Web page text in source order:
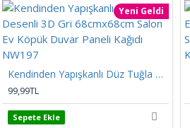
Yeni Geldi
Kendinden Yapışkanlı Düz Tuğla Desenli 3D Gri 68cmx68cm Salon Ev Köpük Duvar Paneli Kağıdı NW197
99,99TL
Sepete Ekle